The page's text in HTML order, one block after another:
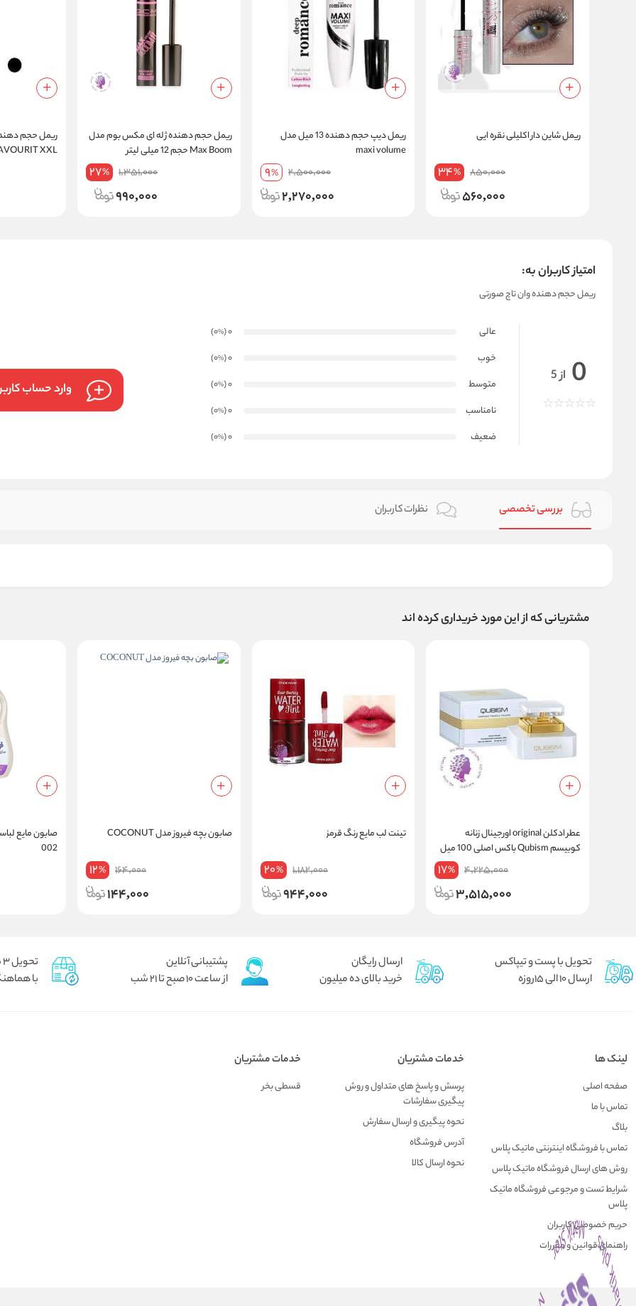
ریمل شاین دار اکلیلی نقره ایی
850,000
34%
560,000
ریمل دیپ حجم دهنده 13 میل مدل
maxi volume
2,500,000
9%
2,270,000
ریمل حجم دهنده ژله ای مکس بوم مدل
Max Boom حجم 12 میلی لیتر
1,351,000
27%
990,000
XXL
امتیاز کاربران به:
ریمل حجم دهنده وان تاچ صورتی
0 از 5
عالی 0
(0
%
)
خوب
0
(0
%
)
متوسط
0
(0
%
)
نامناسب
0
(0
%
)
ضعیف
0
(0
%
)
وارد حساب
بررسی تخصصی نظرات کاربران
مشتریانی که از این مورد خریداری کرده اند
عطر ادکلن original اورجینال زنانه
کوبیسم Qubism باکس اصلی 100 میل
4,225,000
17%
3,515,000
تینت لب مایع رنگ قرمز
1,182,000
20%
944,000
صابون بچه فیروز مدل COCONUT
164,000
12%
144,000
صابون مایع
002
تحویل با پست و تیپاکس
ارسال 10 الی 15روزه
ارسال رایگان
خرید بالای ده میلیون
پشتیبانی آنلاین
از ساعت 10 صبح تا 21 شب
تحویل 3 ساعته برای تهران پیک
با
لینک ها
صفحه اصلی
تماس با ما
بلاگ
تماس با فروشگاه اینترنتی ماتیک پلاس
روش های ارسال فروشگاه ماتیک پلاس
شرایط تست و مرجوعی فروشگاه ماتیک
پلاس
حریم خصوصی کاربران
راهنمای قوانین و مقررات
خدمات مشتریان
پرسش و پاسخ های متداول و روش
پیگیری سفارشات
نحوه پیگیری و ارسال سفارش
آدرس فروشگاه
نحوه ارسال کالا
خدمات مشتریان
قسطی بخر